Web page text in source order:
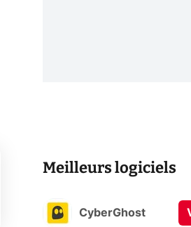
Meilleurs logiciels
CyberGhost